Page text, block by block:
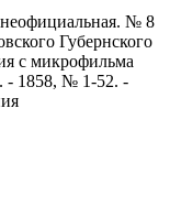
неофициальная. № 8
Губернского
с микрофильма
- 1858, № 1-52. -